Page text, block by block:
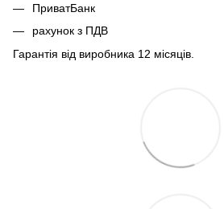
ПриватБанк
рахунок з ПДВ
Гарантія від виробника 12 місяців.